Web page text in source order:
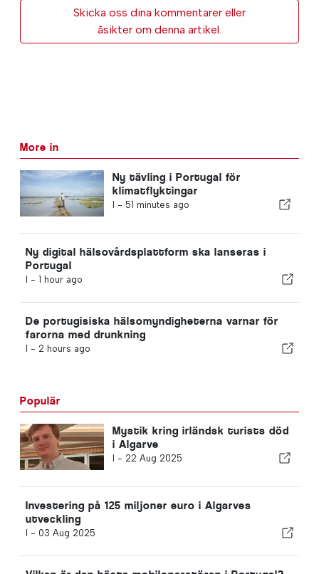
Skicka oss dina kommentarer eller
åsikter om denna artikel.
More in
Ny tävling i Portugal för
klimatflyktingar
I - 51 minutes ago
Ny digital hälsovårdsplattform ska lanseras i
Portugal
I - 1 hour ago
De portugisiska hälsomyndigheterna varnar för
farorna med drunkning
I - 2 hours ago
Populär
Mystik kring irländsk turists död
i Algarve
I - 22 Aug 2025
Investering på 125 miljoner euro i Algarves
utveckling
I - 03 Aug 2025